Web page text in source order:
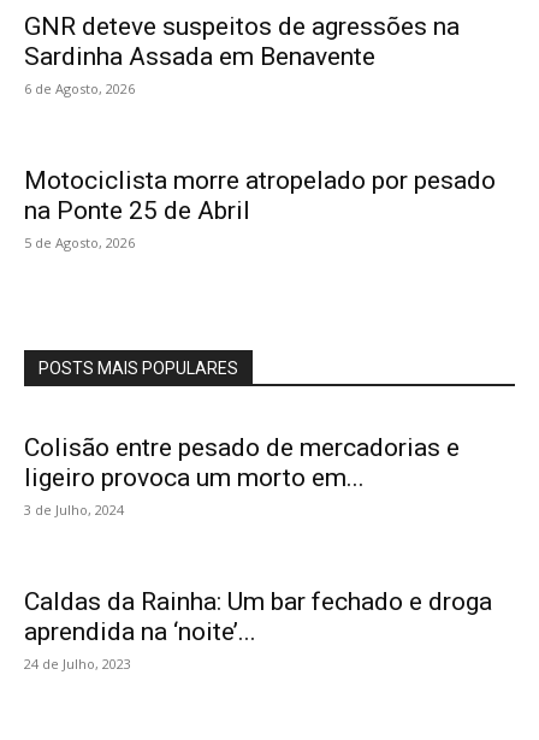
GNR deteve suspeitos de agressões na
Sardinha Assada em Benavente
6 de Agosto, 2026
Motociclista morre atropelado por pesado
na Ponte 25 de Abril
5 de Agosto, 2026
POSTS MAIS POPULARES
Colisão entre pesado de mercadorias e
ligeiro provoca um morto em...
3 de Julho, 2024
Caldas da Rainha: Um bar fechado e droga
aprendida na ‘noite’...
24 de Julho, 2023